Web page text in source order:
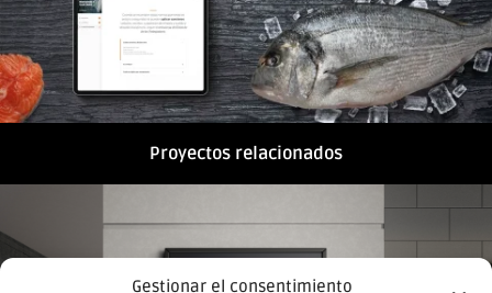
Gestionar el consentimiento
Proyectos relacionados